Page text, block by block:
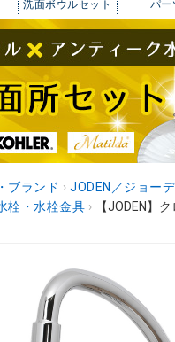
洗面ボウルセット
パー
ブランド › JODEN／ジョー
栓・水栓金具 › 【JODEN】